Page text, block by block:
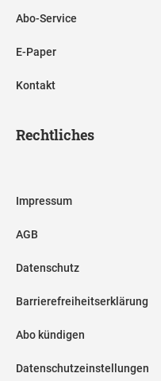
Abo-Service
E-Paper
Kontakt
Rechtliches
Impressum
AGB
Datenschutz
Barrierefreiheitserklärung
Abo kündigen
Datenschutzeinstellungen